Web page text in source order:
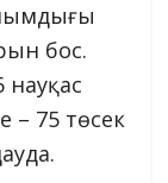
бос.
– 75 төсек